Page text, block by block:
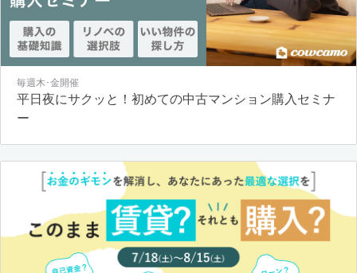
毎週木･金開催
平日夜にサクッと！初めての中古マンション購入セミナ
ー